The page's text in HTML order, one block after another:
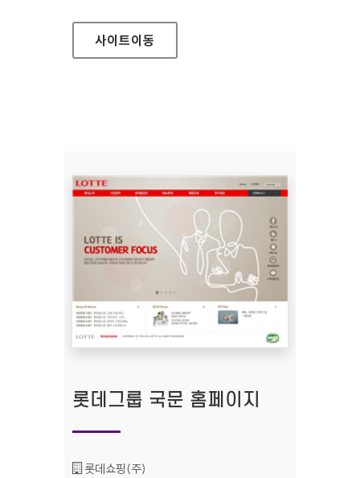
사이트이동
롯데그룹 국문 홈페이지
기관명 :
롯데쇼핑(주)